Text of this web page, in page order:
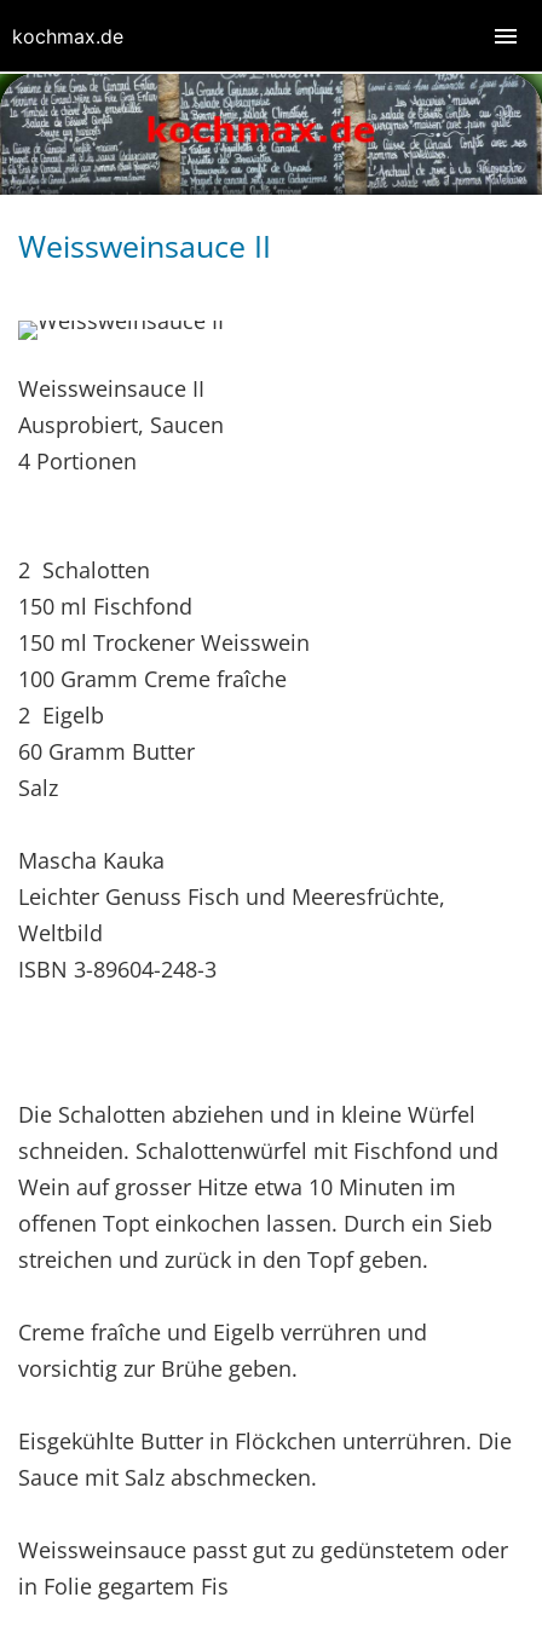
Weissweinsauce II
Weissweinsauce II
Ausprobiert, Saucen
4 Portionen
2 Schalotten
150 ml Fischfond
150 ml Trockener Weisswein
100 Gramm Creme fraîche
2 Eigelb
60 Gramm Butter
Salz
Mascha Kauka
Leichter Genuss Fisch und Meeresfrüchte,
Weltbild
ISBN 3-89604-248-3
Die Schalotten abziehen und in kleine Würfel
schneiden. Schalottenwürfel mit Fischfond und
Wein auf grosser Hitze etwa 10 Minuten im
offenen Topt einkochen lassen. Durch ein Sieb
streichen und zurück in den Topf geben.
Creme fraîche und Eigelb verrühren und
vorsichtig zur Brühe geben.
Eisgekühlte Butter in Flöckchen unterrühren. Die
Sauce mit Salz abschmecken.
Weissweinsauce passt gut zu gedünstetem oder
in Folie gegartem Fis
kochmax.de